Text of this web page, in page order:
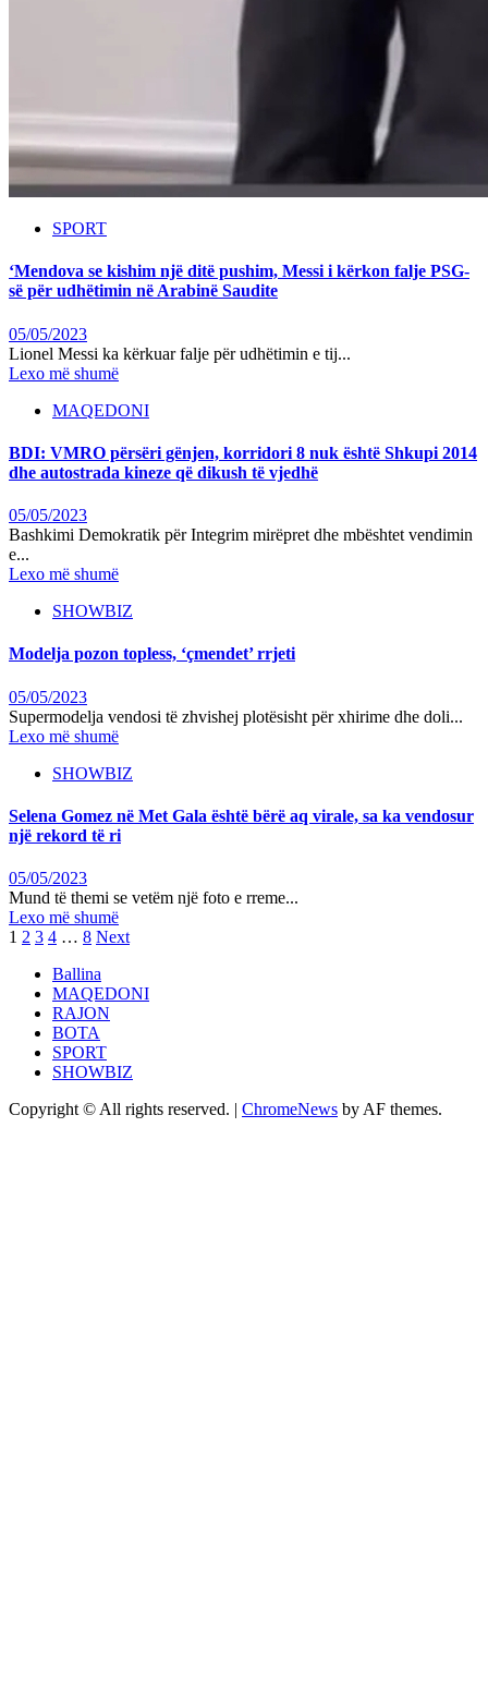
SPORT
‘Mendova se kishim një ditë pushim, Messi i kërkon falje PSG-
së për udhëtimin në Arabinë Saudite
05/05/2023
Lionel Messi ka kërkuar falje për udhëtimin e tij...
Lexo më shumë
MAQEDONI
BDI: VMRO përsëri gënjen, korridori 8 nuk është Shkupi 2014
dhe autostrada kineze që dikush të vjedhë
05/05/2023
Bashkimi Demokratik për Integrim mirëpret dhe mbështet vendimin
e...
Lexo më shumë
SHOWBIZ
Modelja pozon topless, ‘çmendet’ rrjeti
05/05/2023
Supermodelja vendosi të zhvishej plotësisht për xhirime dhe doli...
Lexo më shumë
SHOWBIZ
Selena Gomez në Met Gala është bërë aq virale, sa ka vendosur
një rekord të ri
05/05/2023
Mund të themi se vetëm një foto e rreme...
Lexo më shumë
Posts
pagination
1 2 3 4 … 8 Next
Ballina
MAQEDONI
RAJON
BOTA
SPORT
SHOWBIZ
Copyright © All rights reserved. | ChromeNews by AF themes.